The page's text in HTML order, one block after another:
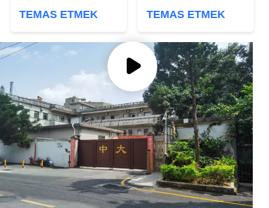
GIZLILIK
POLITIKASI
Mm
TEMAS ETMEK TEMAS ETMEK